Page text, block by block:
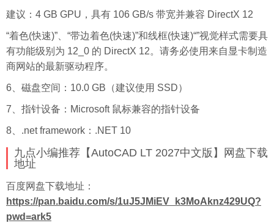
建议：4 GB GPU，具有 106 GB/s 带宽并兼容 DirectX 12
“着色(快速)”、“带边着色(快速)”和线框(快速)“”视觉样式需要具
有功能级别为 12_0 的 DirectX 12。请务必使用来自显卡制造
商网站的最新驱动程序。
6、磁盘空间：10.0 GB（建议使用 SSD）
7、指针设备：Microsoft 鼠标兼容的指针设备
8、.net framework：.NET 10
九点小编推荐【AutoCAD LT 2027中文版】网盘下载
地址
百度网盘下载地址：
https://pan.baidu.com/s/1uJ5JMiEV_k3MoAknz429UQ?
pwd=ark5